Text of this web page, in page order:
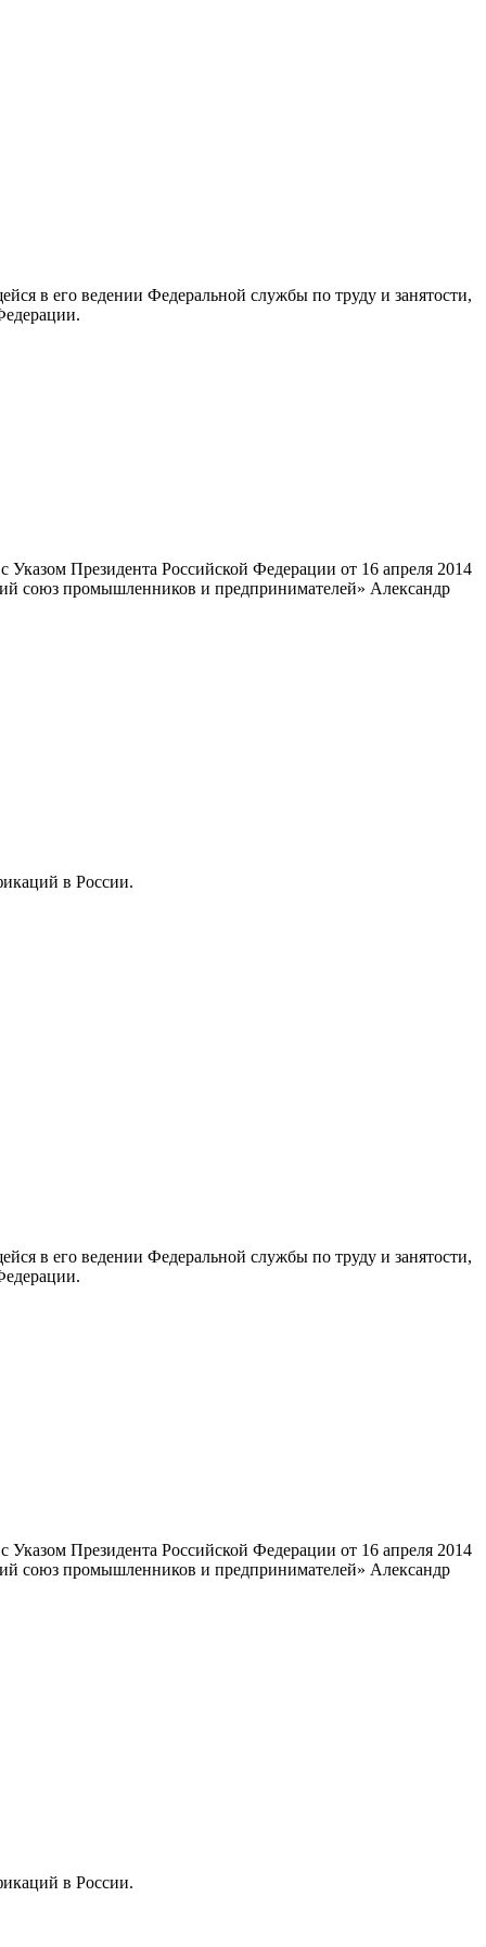
в его ведении Федеральной службы по труду и занятости,
Президента Российской Федерации от 16 апреля 2014
союз промышленников и предпринимателей» Александр
в России.
в его ведении Федеральной службы по труду и занятости,
Президента Российской Федерации от 16 апреля 2014
союз промышленников и предпринимателей» Александр
в России.